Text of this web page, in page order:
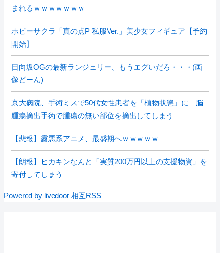
まれるｗｗｗｗｗｗｗ
ホビーサクラ「真の点P 私服Ver.」美少女フィギュア【予約
開始】
日向坂OGの最新ランジェリー、もうエグいだろ・・・(画
像どーん)
京大病院、手術ミスで50代女性患者を「植物状態」に 脳
腫瘍摘出手術で腫瘍の無い部位を摘出してしまう
【悲報】露悪系アニメ、最盛期へｗｗｗｗｗ
【朗報】ヒカキンなんと「実質200万円以上の支援物資」を
寄付してしまう
Powered by livedoor 相互RSS